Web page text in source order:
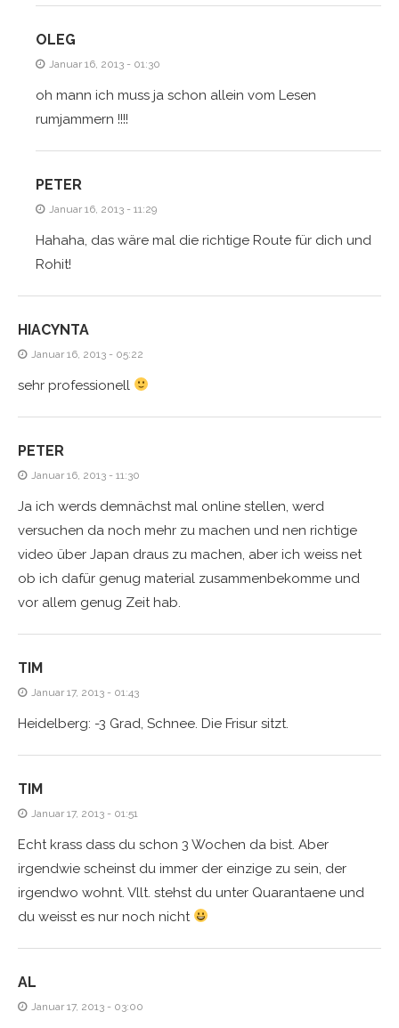
OLEG
Januar 16, 2013 - 01:30
oh mann ich muss ja schon allein vom Lesen
rumjammern !!!!
PETER
Januar 16, 2013 - 11:29
Hahaha, das wäre mal die richtige Route für dich und
Rohit!
HIACYNTA
Januar 16, 2013 - 05:22
sehr professionell
PETER
Januar 16, 2013 - 11:30
Ja ich werds demnächst mal online stellen, werd
versuchen da noch mehr zu machen und nen richtige
video über Japan draus zu machen, aber ich weiss net
ob ich dafür genug material zusammenbekomme und
vor allem genug Zeit hab.
TIM
Januar 17, 2013 - 01:43
Heidelberg: -3 Grad, Schnee. Die Frisur sitzt.
TIM
Januar 17, 2013 - 01:51
Echt krass dass du schon 3 Wochen da bist. Aber
irgendwie scheinst du immer der einzige zu sein, der
irgendwo wohnt. Vllt. stehst du unter Quarantaene und
du weisst es nur noch nicht
AL
Januar 17, 2013 - 03:00